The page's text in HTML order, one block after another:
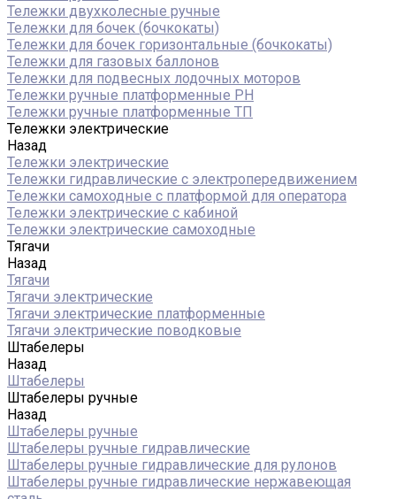
Тележки двухколесные ручные
Тележки для бочек (бочкокаты)
Тележки для бочек горизонтальные (бочкокаты)
Тележки для газовых баллонов
Тележки для подвесных лодочных моторов
Тележки ручные платформенные PH
Тележки ручные платформенные ТП
Тележки электрические
Назад
Тележки электрические
Тележки гидравлические с электропередвижением
Тележки самоходные с платформой для оператора
Тележки электрические с кабиной
Тележки электрические самоходные
Тягачи
Назад
Тягачи
Тягачи электрические
Тягачи электрические платформенные
Тягачи электрические поводковые
Штабелеры
Назад
Штабелеры
Штабелеры ручные
Назад
Штабелеры ручные
Штабелеры ручные гидравлические
Штабелеры ручные гидравлические для рулонов
Штабелеры ручные гидравлические нержавеющая